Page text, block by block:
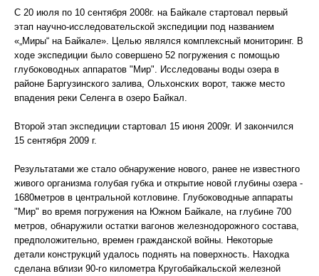
С 20 июля по 10 сентября 2008г. на Байкале стартовал первый
этап научно-исследовательской экспедиции под названием
«„Миры“ на Байкале». Целью являлся комплексный мониторинг. В
ходе экспедиции было совершено 52 погружения с помощью
глубоководных аппаратов "Мир". Исследованы воды озера в
районе Баргузинского залива, Ольхонских ворот, также место
впадения реки Селенга в озеро Байкал.
Второй этап экспедиции стартовал 15 июня 2009г. И закончился
15 сентября 2009 г.
Результатами же стало обнаружение нового, ранее не известного
живого организма голубая губка и открытие новой глубины озера -
1680метров в центральной котловине. Глубоководные аппараты
"Мир" во время погружения на Южном Байкале, на глубине 700
метров, обнаружили остатки вагонов железнодорожного состава,
предположительно, времен гражданской войны. Некоторые
детали конструкций удалось поднять на поверхность. Находка
сделана вблизи 90-го километра Кругобайкальской железной